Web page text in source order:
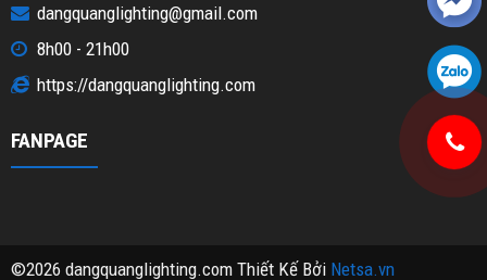
dangquanglighting@gmail.com
8h00 - 21h00
https://dangquanglighting.com
FANPAGE
©2026 dangquanglighting.com Thiết Kế Bởi Netsa.vn